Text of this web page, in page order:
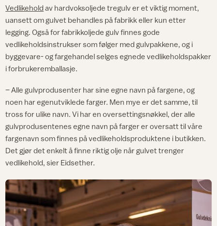
Vedlikehold av hardvoksoljede tregulv er et viktig moment,
uansett om gulvet behandles på fabrikk eller kun etter
legging. Også for fabrikkoljede gulv finnes gode
vedlikeholdsinstrukser som følger med gulvpakkene, og i
byggevare- og fargehandel selges egnede vedlikeholdspakker
i forbrukeremballasje.
– Alle gulvprodusenter har sine egne navn på fargene, og
noen har egenutviklede farger. Men mye er det samme, til
tross for ulike navn. Vi har en oversettingsnøkkel, der alle
gulvprodusentenes egne navn på farger er oversatt til våre
fargenavn som finnes på vedlikeholdsproduktene i butikken.
Det gjør det enkelt å finne riktig olje når gulvet trenger
vedlikehold, sier Eidsether.